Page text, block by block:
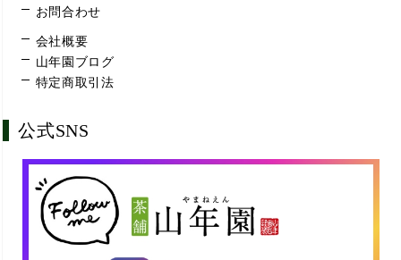
お問合わせ
会社概要
山年園ブログ
特定商取引法
公式SNS